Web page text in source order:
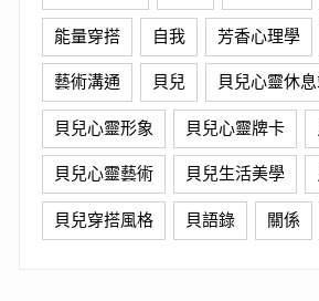
能量穿搭 自我 芳香心理學
藝術溝通 貝兒 貝兒心靈休
貝兒心靈形象 貝兒心靈牌卡
貝兒心靈藝術 貝兒生活美學
貝兒穿搭風格 貝語錄 關係